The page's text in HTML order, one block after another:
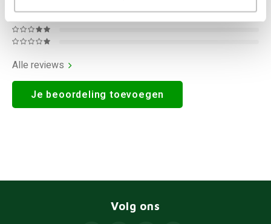
Alle reviews
Je beoordeling toevoegen
Volg ons